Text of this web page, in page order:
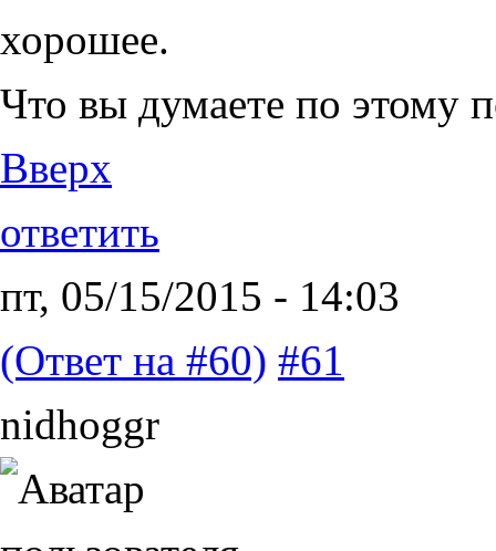
хорошее.
Что вы думаете по этому
Вверх
ответить
пт, 05/15/2015 - 14:03
(Ответ на #60) #61
nidhoggr